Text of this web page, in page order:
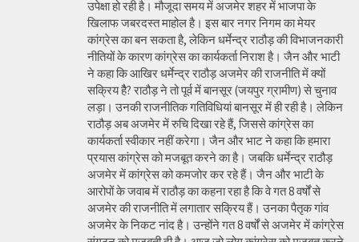
उपेक्षा हो रही है। मौजूदा समय में अजमेर शहर में भाजपा के
खिलाफ जबरदस्त माहोल है। इस बार नगर निगम का मेयर
कांग्रेस का बन सकता है, लेकिन धर्मेन्द्र राठौड़ की विभाजनकारी
नीतियों के कारण कांग्रेस का कार्यकर्ता निराश है। जैन और भाटी
ने कहा कि आखिर धर्मेन्द्र राठौड़ अजमेर की राजनीति में क्यों
सक्रिय हैै? राठौड़ ने तो पूर्व में बानसूर (जयपुर ग्रामीण) से चुनाव
लड़ा। उनकी राजनीतिक गतिविधियां बानसूर में ही रही है। लेकिन
राठौड़ अब अजमेर में रुचि दिखा रहे हैं, जिससे कांग्रेस का
कार्यकर्ता स्वीकार नहीं करेगा। जैन और भाट ने कहा कि हमारा
प्रयास कांग्रेस को मजबूत करने का है। जबकि धर्मेन्द्र राठौड़
अजमेर में कांग्रेस को कमजोर कर रहे हैं। जैन और भाटी के
आरोपों के जवाब में राठौड़ का कहना रहा है कि वे गत 8 वर्षों से
अजमेर की राजनीति में लगातार सक्रिय हैं। उनका पैतृक गांव
अजमेर के निकट नांद है। उन्होंने गत 8 वर्षों से अजमेर में कांग्रेस